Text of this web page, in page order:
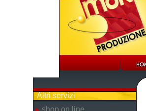
Altri servizi
shop on line